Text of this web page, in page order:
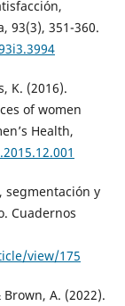
93(3), 351-360.
K. (2016).
of women
Health,
segmentación y
Cuadernos
view/175
Brown, A. (2022).